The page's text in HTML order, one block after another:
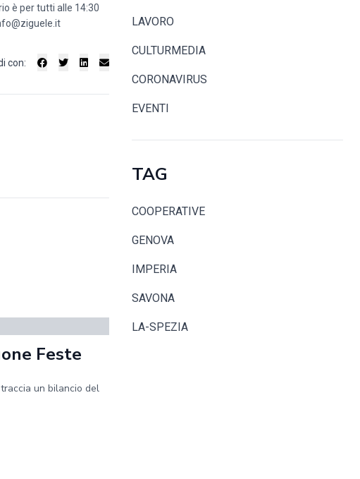
è per tutti alle 14:30
con:
Feste
un bilancio del
LAVORO
CULTURMEDIA
CORONAVIRUS
EVENTI
TAG
COOPERATIVE
GENOVA
IMPERIA
SAVONA
LA-SPEZIA